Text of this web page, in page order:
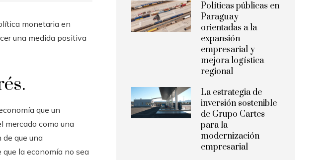
monetaria en
una medida positiva
que un
mercado como una
que una
la economía no sea
Políticas públicas en
Paraguay
orientadas a la
expansión
empresarial y
mejora logística
regional
La estrategia de
inversión sostenible
de Grupo Cartes
para la
modernización
empresarial